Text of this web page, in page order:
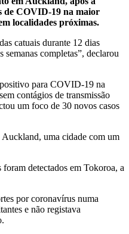
de COVID-19 na maior
localidades próximas.
catuais durante 12 dias
completas”, declarou
positivo para COVID-19 na
contágios de transmissão
um foco de 30 novos casos
uma cidade com um
detectados em Tokoroa, a
por coronavírus numa
e não registava